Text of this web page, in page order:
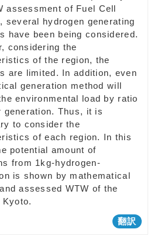
assessment of Fuel Cell
several hydrogen generating
have been being considered.
considering the
of the region, the
are limited. In addition, even
generation method will
environmental load by ratio
generation. Thus, it is
to consider the
of each region. In this
potential amount of
from 1kg-hydrogen-
is shown by mathematical
assessed WTW of the
翻訳